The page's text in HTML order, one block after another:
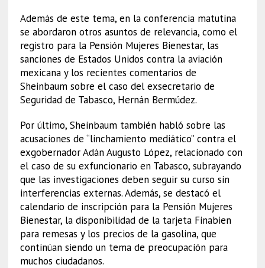
Además de este tema, en la conferencia matutina
se abordaron otros asuntos de relevancia, como el
registro para la Pensión Mujeres Bienestar, las
sanciones de Estados Unidos contra la aviación
mexicana y los recientes comentarios de
Sheinbaum sobre el caso del exsecretario de
Seguridad de Tabasco, Hernán Bermúdez.
Por último, Sheinbaum también habló sobre las
acusaciones de “linchamiento mediático” contra el
exgobernador Adán Augusto López, relacionado con
el caso de su exfuncionario en Tabasco, subrayando
que las investigaciones deben seguir su curso sin
interferencias externas. Además, se destacó el
calendario de inscripción para la Pensión Mujeres
Bienestar, la disponibilidad de la tarjeta Finabien
para remesas y los precios de la gasolina, que
continúan siendo un tema de preocupación para
muchos ciudadanos.